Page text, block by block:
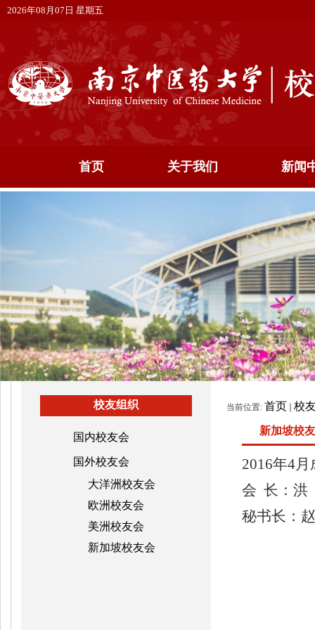
2026年08月07日 星期五
首页 关于我们 新闻
校友组织
国内校友会
国外校友会
大洋洲校友会
欧洲校友会
美洲校友会
新加坡校友会
当前位置: 首页 校
新加坡校
2016年4月
会 长 ：洪
秘书长 ：赵